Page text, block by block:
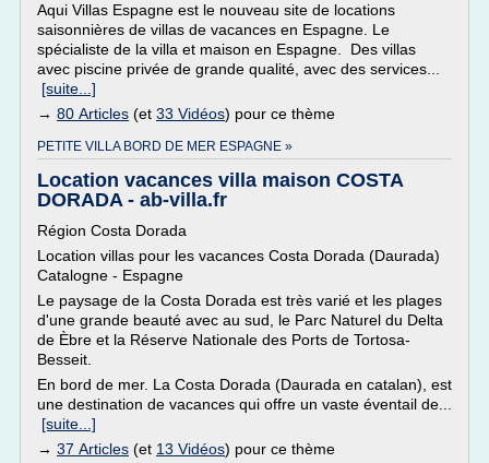
Aqui Villas Espagne est le nouveau site de locations
saisonnières de villas de vacances en Espagne. Le
spécialiste de la villa et maison en Espagne. Des villas
avec piscine privée de grande qualité, avec des services...
[suite...]
→ 80 Articles (et 33 Vidéos) pour ce thème
PETITE VILLA BORD DE MER ESPAGNE »
Location vacances villa maison COSTA
DORADA - ab-villa.fr
Région Costa Dorada
Location villas pour les vacances Costa Dorada (Daurada)
Catalogne - Espagne
Le paysage de la Costa Dorada est très varié et les plages
d'une grande beauté avec au sud, le Parc Naturel du Delta
de Èbre et la Réserve Nationale des Ports de Tortosa-
Besseit.
En bord de mer. La Costa Dorada (Daurada en catalan), est
une destination de vacances qui offre un vaste éventail de...
[suite...]
→ 37 Articles (et 13 Vidéos) pour ce thème